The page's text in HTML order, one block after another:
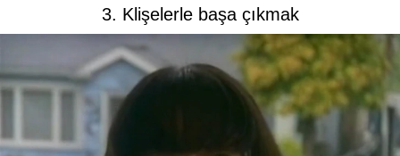
3. Klişelerle başa çıkmak